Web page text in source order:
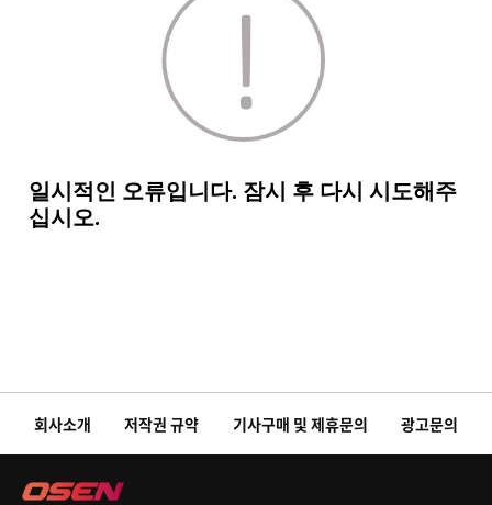
회사소개 저작권 규약 기사구매 및 제휴문의 광고문의